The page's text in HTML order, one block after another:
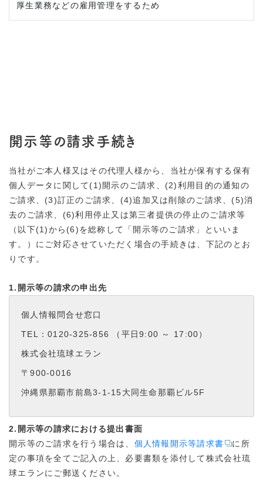
厚生業務などの雇用管理をするため
開示等の請求手続き
当社がご本人様又はその代理人様から、当社が保有する保有
個人データに関して(1)開示のご請求、(2)利用目的の通知の
ご請求、(3)訂正のご請求、(4)追加又は削除のご請求、(5)消
去のご請求、(6)利用停止又は第三者提供の停止のご請求等
（以下(1)から(6)を総称して「開示等のご請求」といいま
す。）にご対応させていただく場合の手続きは、下記のとお
りです。
1.開示等の請求の申出先
個人情報問合せ窓口
TEL：0120-325-856 （平日9:00 ～ 17:00）
株式会社琉球エラン
〒900-0016
沖縄県那覇市前島3-1-15大同生命那覇ビル5F
2.開示等の請求における提出書面
開示等のご請求を行う場合は、 個人情報開示等請求書
に所
定の事項を全てご記入の上、必要書類を添付して株式会社琉
球エランにご郵送ください。